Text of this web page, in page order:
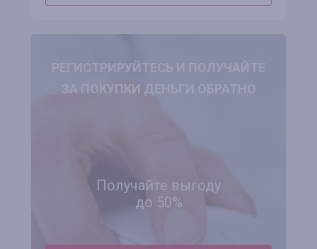
РЕГИСТРИРУЙТЕСЬ И ПОЛУЧАЙТЕ
ЗА ПОКУПКИ ДЕНЬГИ ОБРАТНО
Получайте выгоду
до 50%